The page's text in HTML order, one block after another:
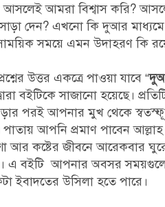
আসলেই আমরা বিশ্বাস করি?
সাড়া দেন? এখনো কি দুআর
সময়ে এমন উদাহরণ কি
উত্তর একত্রে পাওয়া যাবে “
বইটিকে সাজানো হয়েছে।
পরই আপনার মুখ থেকে
পাতায় আপনি প্রমাণ পাবেন
আর কষ্টের জীবনে আরেকবার
এ বইটি আপনার অবসর
ইবাদতের উসিলা হতে পারে।